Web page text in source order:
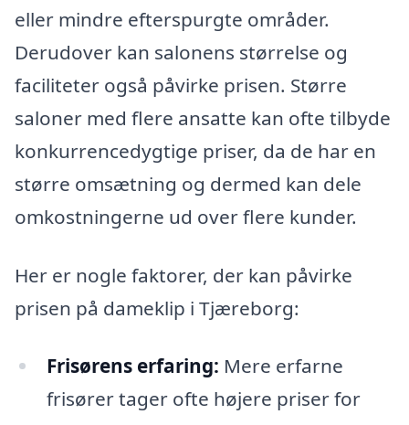
eller mindre efterspurgte områder.
Derudover kan salonens størrelse og
faciliteter også påvirke prisen. Større
saloner med flere ansatte kan ofte tilbyde
konkurrencedygtige priser, da de har en
større omsætning og dermed kan dele
omkostningerne ud over flere kunder.
Her er nogle faktorer, der kan påvirke
prisen på dameklip i Tjæreborg:
Frisørens erfaring: Mere erfarne
frisører tager ofte højere priser for